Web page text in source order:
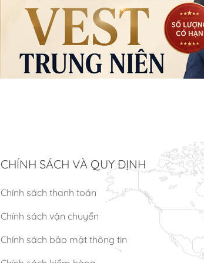
CHÍNH SÁCH VÀ QUY ĐỊNH
Chính sách thanh toán
Chính sách vận chuyển
Chính sách bảo mật thông tin